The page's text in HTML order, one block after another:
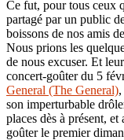
Ce fut, pour tous ceux
partagé par un public
boissons de nos amis
Nous prions les
de nous excuser. Et
concert-goûter du 5
General (The General)
son imperturbable
places dès à présent,
goûter le premier